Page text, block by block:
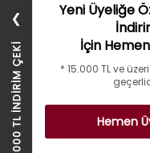
❯
1000 TL İNDİRİM ÇEKİ
Yeni Üyeliğe
İçin
* 15.000 TL ve
Hemen